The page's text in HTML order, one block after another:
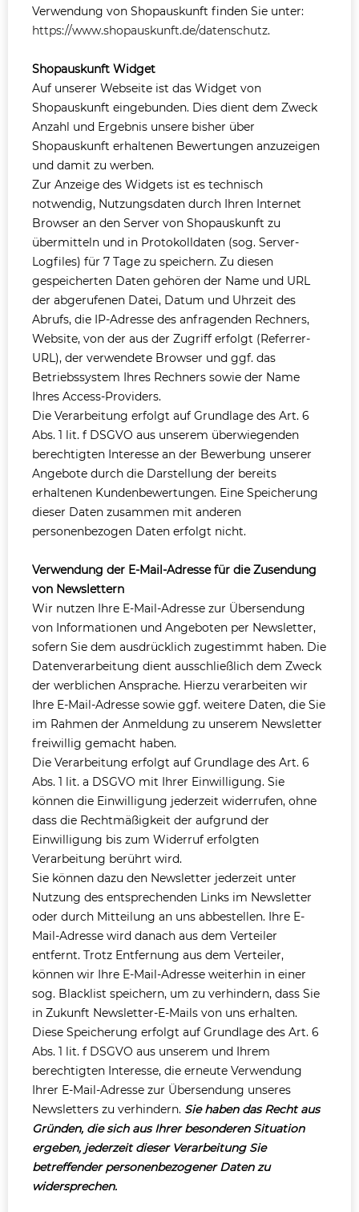
Verwendung von Shopauskunft finden Sie unter:
https://www.shopauskunft.de/datenschutz.
Shopauskunft Widget
Auf unserer Webseite ist das Widget von
Shopauskunft eingebunden. Dies dient dem Zweck
Anzahl und Ergebnis unsere bisher über
Shopauskunft erhaltenen Bewertungen anzuzeigen
und damit zu werben.
Zur Anzeige des Widgets ist es technisch
notwendig, Nutzungsdaten durch Ihren Internet
Browser an den Server von Shopauskunft zu
übermitteln und in Protokolldaten (sog. Server-
Logfiles) für 7 Tage zu speichern. Zu diesen
gespeicherten Daten gehören der Name und URL
der abgerufenen Datei, Datum und Uhrzeit des
Abrufs, die IP-Adresse des anfragenden Rechners,
Website, von der aus der Zugriff erfolgt (Referrer-
URL), der verwendete Browser und ggf. das
Betriebssystem Ihres Rechners sowie der Name
Ihres Access-Providers.
Die Verarbeitung erfolgt auf Grundlage des Art. 6
Abs. 1 lit. f DSGVO aus unserem überwiegenden
berechtigten Interesse an der Bewerbung unserer
Angebote durch die Darstellung der bereits
erhaltenen Kundenbewertungen. Eine Speicherung
dieser Daten zusammen mit anderen
personenbezogen Daten erfolgt nicht.
Verwendung der E-Mail-Adresse für die Zusendung
von Newslettern
Wir nutzen Ihre E-Mail-Adresse zur Übersendung
von Informationen und Angeboten per Newsletter,
sofern Sie dem ausdrücklich zugestimmt haben. Die
Datenverarbeitung dient ausschließlich dem Zweck
der werblichen Ansprache. Hierzu verarbeiten wir
Ihre E-Mail-Adresse sowie ggf. weitere Daten, die Sie
im Rahmen der Anmeldung zu unserem Newsletter
freiwillig gemacht haben.
Die Verarbeitung erfolgt auf Grundlage des Art. 6
Abs. 1 lit. a DSGVO mit Ihrer Einwilligung. Sie
können die Einwilligung jederzeit widerrufen, ohne
dass die Rechtmäßigkeit der aufgrund der
Einwilligung bis zum Widerruf erfolgten
Verarbeitung berührt wird.
Sie können dazu den Newsletter jederzeit unter
Nutzung des entsprechenden Links im Newsletter
oder durch Mitteilung an uns abbestellen. Ihre E-
Mail-Adresse wird danach aus dem Verteiler
entfernt. Trotz Entfernung aus dem Verteiler,
können wir Ihre E-Mail-Adresse weiterhin in einer
sog. Blacklist speichern, um zu verhindern, dass Sie
in Zukunft Newsletter-E-Mails von uns erhalten.
Diese Speicherung erfolgt auf Grundlage des Art. 6
Abs. 1 lit. f DSGVO aus unserem und Ihrem
berechtigten Interesse, die erneute Verwendung
Ihrer E-Mail-Adresse zur Übersendung unseres
Newsletters zu verhindern. Sie haben das Recht aus
Gründen, die sich aus Ihrer besonderen Situation
ergeben, jederzeit dieser Verarbeitung Sie
betreffender personenbezogener Daten zu
widersprechen.